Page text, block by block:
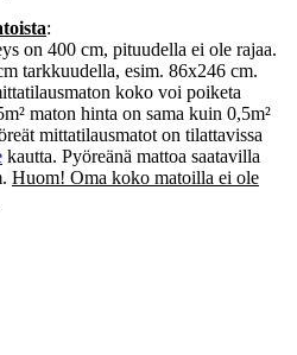
:
on 400 cm, pituudella ei ole rajaa.
tarkkuudella, esim. 86x246 cm.
koko voi poiketa
maton hinta on sama kuin 0,5m²
mittatilausmatot on tilattavissa
kautta. Pyöreänä mattoa saatavilla
Huom! Oma koko matoilla ei ole